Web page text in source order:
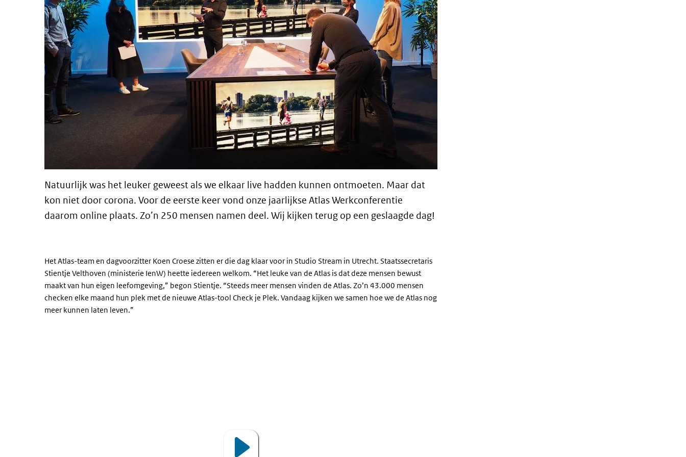
Natuurlijk was het leuker geweest als we elkaar live hadden kunnen ontmoeten. Maar dat
kon niet door corona. Voor de eerste keer vond onze jaarlijkse Atlas Werkconferentie
daarom online plaats. Zo’n 250 mensen namen deel. Wij kijken terug op een geslaagde dag!
Het Atlas-team en dagvoorzitter Koen Croese zitten er die dag klaar voor in Studio Stream in Utrecht. Staatssecretaris
Stientje Velthoven (ministerie IenW) heette iedereen welkom. “Het leuke van de Atlas is dat deze mensen bewust
maakt van hun eigen leefomgeving,” begon Stientje. “Steeds meer mensen vinden de Atlas. Zo’n 43.000 mensen
checken elke maand hun plek met de nieuwe Atlas-tool Check je Plek. Vandaag kijken we samen hoe we de Atlas nog
meer kunnen laten leven.”